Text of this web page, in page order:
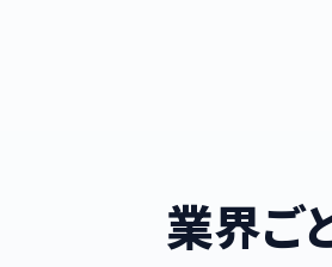
業界ご